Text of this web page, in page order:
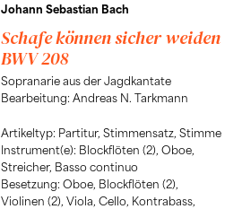
Johann Sebastian Bach
Schafe können sicher weiden
BWV 208
Sopranarie aus der Jagdkantate
Bearbeitung: Andreas N. Tarkmann
Artikeltyp: Partitur, Stimmensatz, Stimme
Instrument(e): Blockflöten (2), Oboe,
Streicher, Basso continuo
Besetzung: Oboe, Blockflöten (2),
Violinen (2), Viola, Cello, Kontrabass,